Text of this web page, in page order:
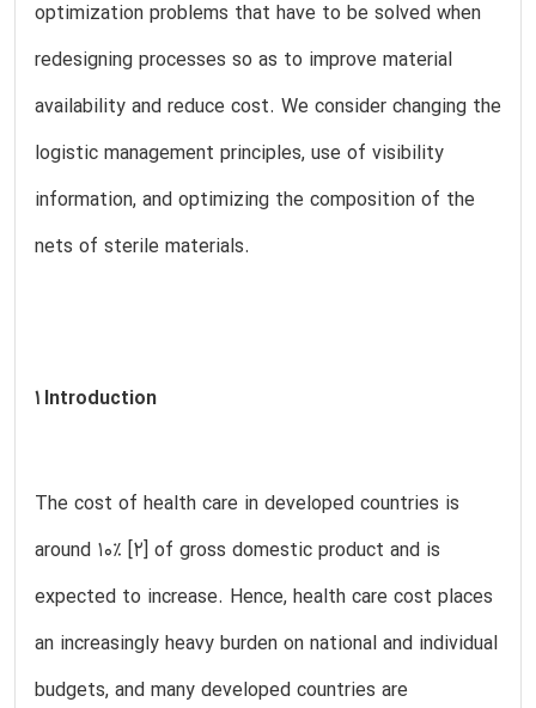
optimization problems that have to be solved when
redesigning processes so as to improve material
availability and reduce cost. We consider changing the
logistic management principles, use of visibility
information, and optimizing the composition of the
nets of sterile materials.
1 Introduction
The cost of health care in developed countries is
around 10% [2] of gross domestic product and is
expected to increase. Hence, health care cost places
an increasingly heavy burden on national and individual
budgets, and many developed countries are